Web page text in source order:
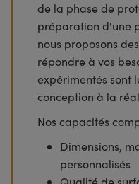
de la phase de
préparation d'une
nous proposons
répondre à vos
expérimentés sont
conception à la
Nos capacités
Dimensions,
personnalisés